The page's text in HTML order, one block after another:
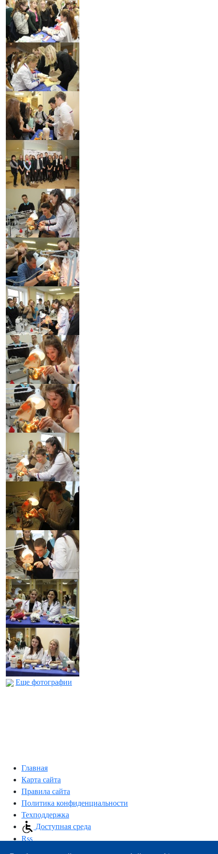
Еще фотографии
Главная
Карта сайта
Правила сайта
Политика конфиденциальности
Техподдержка
Доступная среда
Rss